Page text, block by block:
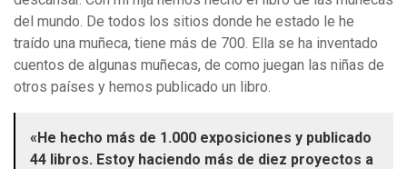
del mundo. De todos los sitios donde he estado le he
traído una muñeca, tiene más de 700. Ella se ha inventado
cuentos de algunas muñecas, de como juegan las niñas de
otros países y hemos publicado un libro.
«He hecho más de 1.000 exposiciones y publicado
44 libros. Estoy haciendo más de diez proyectos a